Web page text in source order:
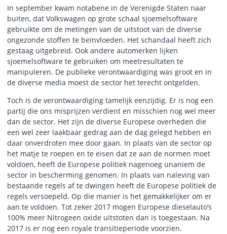
In september kwam notabene in de Verenigde Staten naar
buiten, dat Volkswagen op grote schaal sjoemelsoftware
gebruikte om de metingen van de uitstoot van de diverse
ongezonde stoffen te beïnvloeden. Het schandaal heeft zich
gestaag uitgebreid. Ook andere automerken lijken
sjoemelsoftware te gebruiken om meetresultaten te
manipuleren. De publieke verontwaardiging was groot en in
de diverse media moest de sector het terecht ontgelden.
Toch is de verontwaardiging tamelijk eenzijdig. Er is nog een
partij die ons misprijzen verdient en misschien nog wel meer
dan de sector. Het zijn de diverse Europese overheden die
een wel zeer laakbaar gedrag aan de dag gelegd hebben en
daar onverdroten mee door gaan. In plaats van de sector op
het matje te roepen en te eisen dat ze aan de normen moet
voldoen, heeft de Europese politiek nagenoeg unaniem de
sector in bescherming genomen. In plaats van naleving van
bestaande regels af te dwingen heeft de Europese politiek de
regels versoepeld. Op die manier is het gemakkelijker om er
aan te voldoen. Tot zeker 2017 mogen Europese dieselauto’s
100% meer Nitrogeen oxide uitstoten dan is toegestaan. Na
2017 is er nog een royale transitieperiode voorzien.